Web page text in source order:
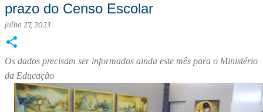
prazo do Censo Escolar
julho 27, 2023
Os dados precisam ser informados ainda este mês para o Ministério
da Educação